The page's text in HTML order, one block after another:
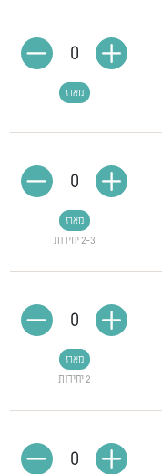
מארז
0
2-3 יחידות
מארז
0
2 יחידות
מארז
0
0